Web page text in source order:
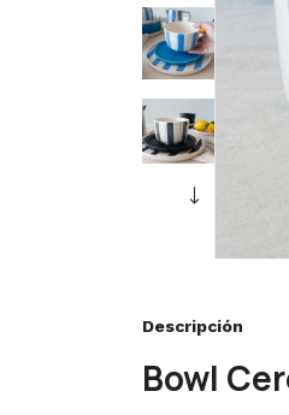
Descripción
Bowl